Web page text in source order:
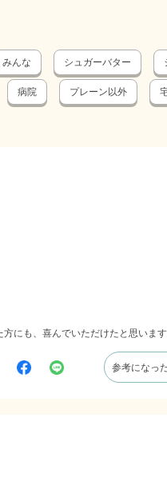
みんな シュガーバター
病院 プレーン以外
にも、喜んでいただけたと思います
参考になっ